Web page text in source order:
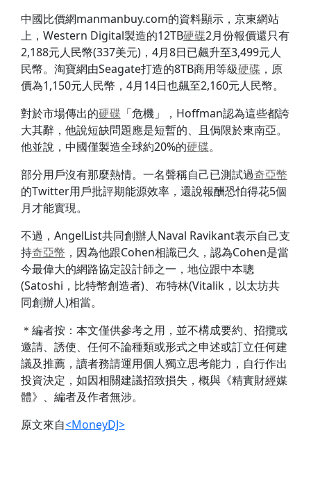
中國比價網manmanbuy.com的資料顯示，京東網站
上，Western Digital製造的12TB硬碟2月份報價還只有
2,188元人民幣(337美元)，4月8日已飆升至3,499元人
民幣。淘寶網由Seagate打造的8TB商用等級硬碟 ，原
價為1,150元人民幣，4月14日也飆至2,160元人民幣。
對於市場傳出的硬碟 「危機」，Hoffman認為這些都誇
大其辭，他說短缺問題應是短暫的、且侷限於東南亞。
他並說，中國僅製造全球約20%的硬碟。
部分用戶沒有那麼熱情。一名聲稱自己已測試過奇亞幣
的Twitter用戶批評期能源效率，還說報酬恐怕得花5個
月才能實現。
不過，AngelList共同創辦人Naval Ravikant表示自己支
持奇亞幣 ，因為他跟Cohen相識已久，認為Cohen是當
今最偉大的網路協定設計師之一，地位跟中本聰
(Satoshi，比特幣創造者)、布特林(Vitalik，以太坊共
同創辦人)相當。
＊編者按：本文僅供參考之用，並不構成要約、招攬或
邀請、誘使、任何不論種類或形式之申述或訂立任何建
議及推薦，讀者務請運用個人獨立思考能力，自行作出
投資決定，如因相關建議招致損失，概與《精實財經媒
體》、編者及作者無涉。
原文來自<MoneyDJ>